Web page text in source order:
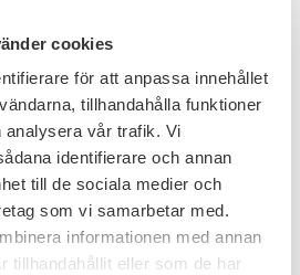
cookies
för att anpassa innehållet
tillhandahålla funktioner
vår trafik. Vi
identifierare och annan
till de sociala medier och
som vi samarbetar med.
informationen med annan
tillhandahållit eller som de har
fullmaktshavaren
frågor om gåvor och arvode
gåvor gäller att
personliga presenter till andra
måste vara rimligt med
ekonomiska förhållanden.